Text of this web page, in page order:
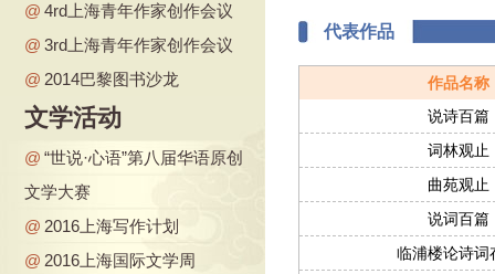
@ 4rd上海青年作家创作会议
@ 3rd上海青年作家创作会议
@ 2014巴黎图书沙龙
文学活动
@ “世说·心语”第八届华语原创
文学大赛
@ 2016上海写作计划
@ 2016上海国际文学周
代表作品
作品名称
说诗百篇
词林观止
曲苑观止
说词百篇
临浦楼论诗词